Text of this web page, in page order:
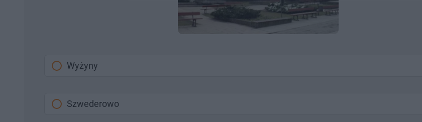
Wyżyny
Szwederowo